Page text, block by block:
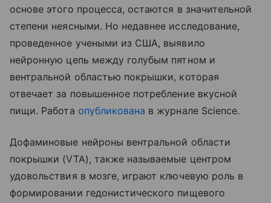
основе этого процесса, остаются в значительной
степени неясными. Но недавнее исследование,
проведенное учеными из США, выявило
нейронную цепь между голубым пятном и
вентральной областью покрышки, которая
отвечает за повышенное потребление вкусной
пищи. Работа опубликована в журнале Science.
Дофаминовые нейроны вентральной области
покрышки (VTA), также называемые центром
удовольствия в мозге, играют ключевую роль в
формировании гедонистического пищевого